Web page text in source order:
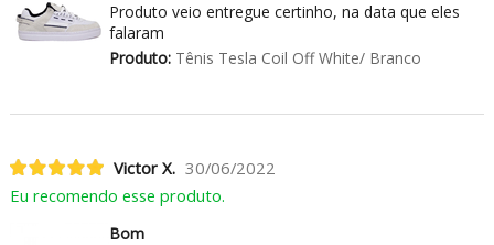
Produto veio entregue certinho, na data que eles
falaram
Produto:Tênis Tesla Coil Off White/ Branco
Victor X. 30/06/2022
Eu recomendo esse produto.
Bom